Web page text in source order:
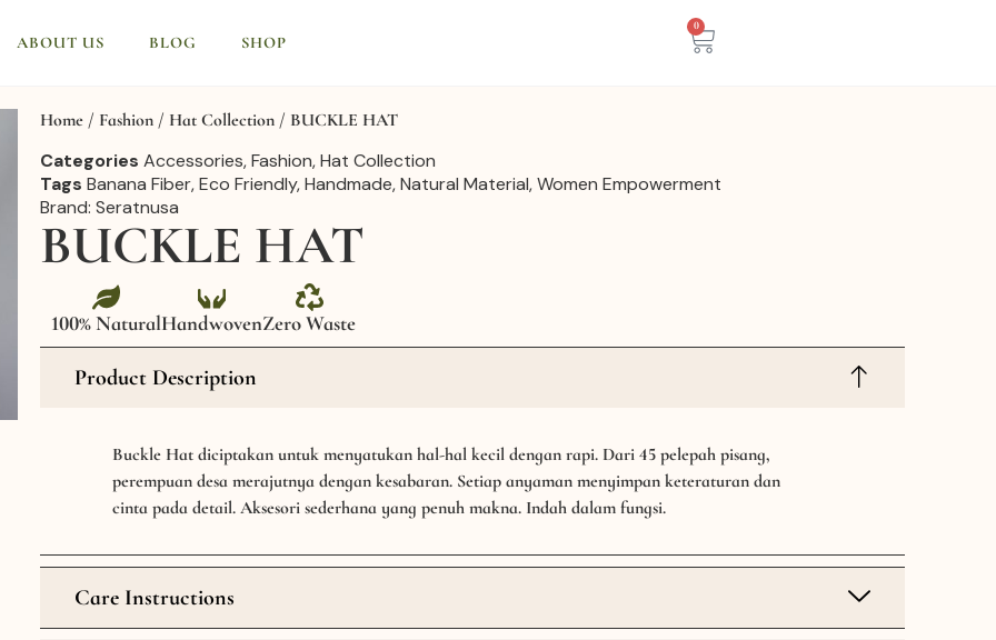
ABOUT US BLOG SHOP
0
Home / Fashion / Hat Collection / BUCKLE HAT
Categories Accessories,Fashion,Hat Collection
Tags Banana Fiber,Eco Friendly,Handmade,Natural Material,Women Empowerment
Brand:Seratnusa
BUCKLE HAT
100% NaturalHandwovenZero Waste
Product Description
Buckle Hat diciptakan untuk menyatukan hal-hal kecil dengan rapi. Dari 45 pelepah pisang,
perempuan desa merajutnya dengan kesabaran. Setiap anyaman menyimpan keteraturan dan
cinta pada detail. Aksesori sederhana yang penuh makna. Indah dalam fungsi.
Care Instructions